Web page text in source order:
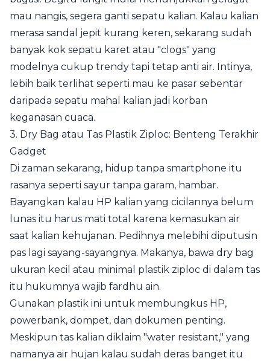
mau nangis, segera ganti sepatu kalian. Kalau kalian
merasa sandal jepit kurang keren, sekarang sudah
banyak kok sepatu karet atau "clogs" yang
modelnya cukup trendy tapi tetap anti air. Intinya,
lebih baik terlihat seperti mau ke pasar sebentar
daripada sepatu mahal kalian jadi korban
keganasan cuaca.
3. Dry Bag atau Tas Plastik Ziploc: Benteng Terakhir
Gadget
Di zaman sekarang, hidup tanpa smartphone itu
rasanya seperti sayur tanpa garam, hambar.
Bayangkan kalau HP kalian yang cicilannya belum
lunas itu harus mati total karena kemasukan air
saat kalian kehujanan. Pedihnya melebihi diputusin
pas lagi sayang-sayangnya. Makanya, bawa dry bag
ukuran kecil atau minimal plastik ziploc di dalam tas
itu hukumnya wajib fardhu ain.
Gunakan plastik ini untuk membungkus HP,
powerbank, dompet, dan dokumen penting.
Meskipun tas kalian diklaim "water resistant," yang
namanya air hujan kalau sudah deras banget itu